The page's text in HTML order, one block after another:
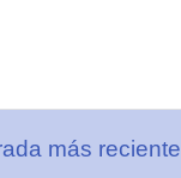
más reciente